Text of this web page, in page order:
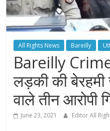
All Rights News Bareilly
Bareilly Crime
लड़की की
वाले तीन आरोपी
June 23, 2021 Editor All